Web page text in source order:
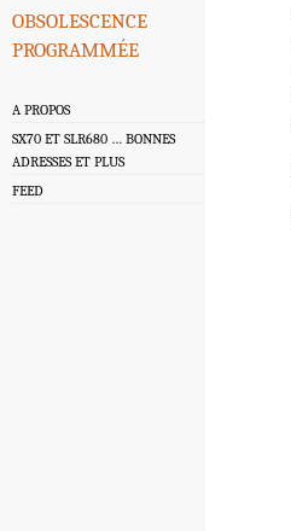
obsolescence
programmée
A PROPOS
SX70 ET SLR680 … BONNES
ADRESSES ET PLUS
FEED